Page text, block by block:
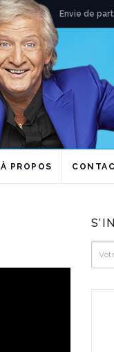
Envie de
À PROPOS